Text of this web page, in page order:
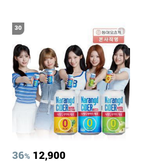
30
36% 12,900